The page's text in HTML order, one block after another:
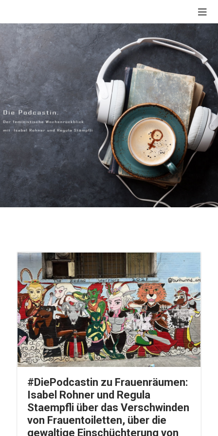
#DiePodcastin zu Frauenräumen:
Isabel Rohner und Regula
Staempfli über das Verschwinden
von Frauentoiletten, über die
gewaltige Einschüchterung von